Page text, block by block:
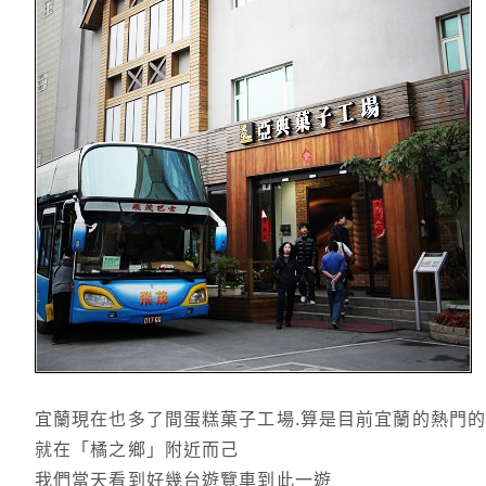
宜蘭現在也多了間蛋糕菓子工場.算是目前宜蘭的熱門
就在「橘之鄉」附近而己
我們當天看到好幾台遊覽車到此一遊